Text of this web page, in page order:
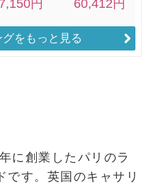
をもっと見る
に創業したパリのラ
です。英国のキャサリ